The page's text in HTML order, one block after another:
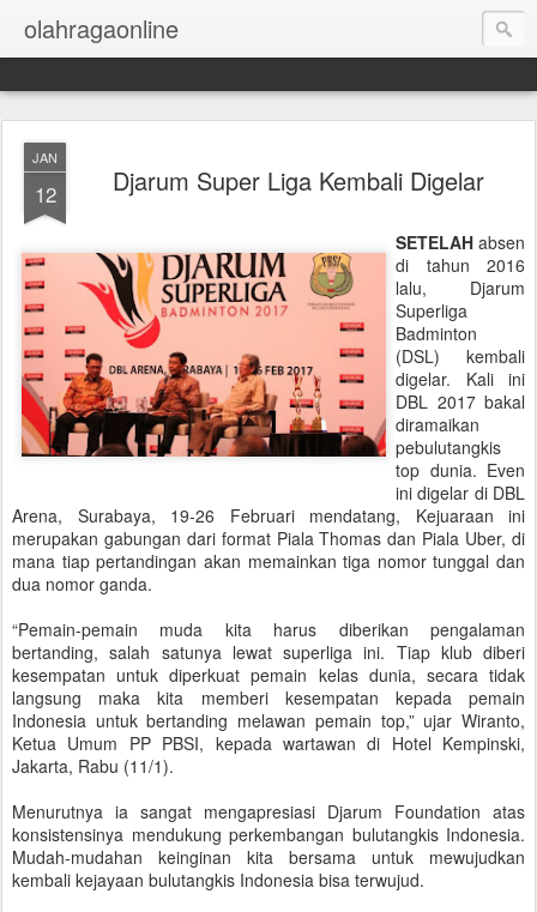
olahragaonline
JAN
12 Djarum Super Liga Kembali Digelar
SETELAH absen
di tahun 2016
lalu, Djarum
Superliga
Badminton
(DSL) kembali
digelar. Kali ini
DBL 2017 bakal
diramaikan
pebulutangkis
top dunia. Even
ini digelar di DBL
Arena, Surabaya, 19-26 Februari mendatang, Kejuaraan ini
merupakan gabungan dari format Piala Thomas dan Piala Uber, di
mana tiap pertandingan akan memainkan tiga nomor tunggal dan
dua nomor ganda.
“Pemain-pemain muda kita harus diberikan pengalaman
bertanding, salah satunya lewat superliga ini. Tiap klub diberi
kesempatan untuk diperkuat pemain kelas dunia, secara tidak
langsung maka kita memberi kesempatan kepada pemain
Indonesia untuk bertanding melawan pemain top,” ujar Wiranto,
Ketua Umum PP PBSI, kepada wartawan di Hotel Kempinski,
Jakarta, Rabu (11/1).
Menurutnya ia sangat mengapresiasi Djarum Foundation atas
konsistensinya mendukung perkembangan bulutangkis Indonesia.
Mudah-mudahan keinginan kita bersama untuk mewujudkan
kembali kejayaan bulutangkis Indonesia bisa terwujud.